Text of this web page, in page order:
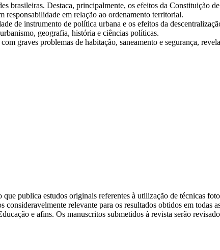
brasileiras. Destaca, principalmente, os efeitos da Constituição
responsabilidade em relação ao ordenamento territorial.
de instrumento de política urbana e os efeitos da
geografia, história e ciências políticas.
graves problemas de habitação, saneamento e segurança,
publica estudos originais referentes à utilização de técnicas
relevante para os resultados obtidos em todas
e afins. Os manuscritos submetidos à revista serão